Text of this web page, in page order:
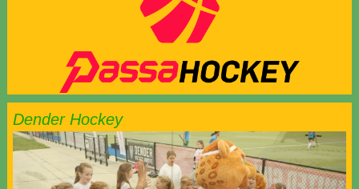
Dender Hockey